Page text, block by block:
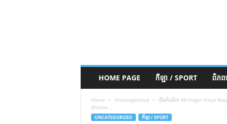
HOME PAGE កីឡា / SPORT ពិភ
Home Uncategorized
ដើមកំណើត Michigan Floyd
Mobile...
UNCATEGORIZED កីឡា / SPORT